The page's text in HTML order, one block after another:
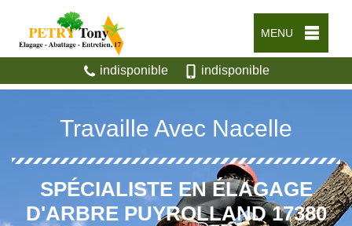
MENU
indisponible indisponible
Travaille Avec Nacelle
SPÉCIALISTE EN ÉLAGAGE
D'ARBRE PUYROLLAND 17380